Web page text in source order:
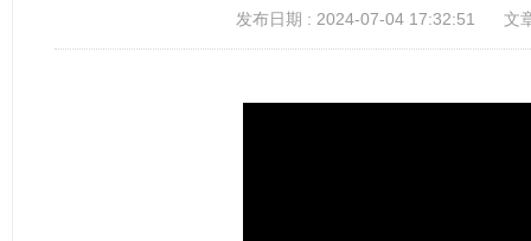
发布日期 : 2024-07-04 17:32:51 文